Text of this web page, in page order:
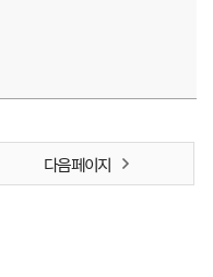
다음 페이지